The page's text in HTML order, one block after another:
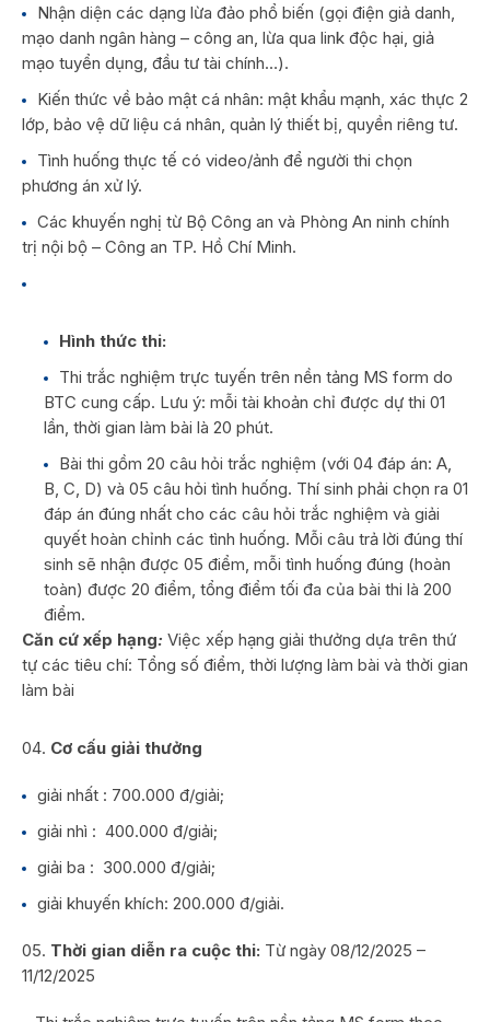
Nhận diện các dạng lừa đảo phổ biến (gọi điện giả danh,
mạo danh ngân hàng – công an, lừa qua link độc hại, giả
mạo tuyển dụng, đầu tư tài chính…).
Kiến thức về bảo mật cá nhân: mật khẩu mạnh, xác thực 2
lớp, bảo vệ dữ liệu cá nhân, quản lý thiết bị, quyền riêng tư.
Tình huống thực tế có video/ảnh để người thi chọn
phương án xử lý.
Các khuyến nghị từ Bộ Công an và Phòng An ninh chính
trị nội bộ – Công an TP. Hồ Chí Minh.
Hình thức thi:
Thi trắc nghiệm trực tuyến trên nền tảng MS form do
BTC cung cấp. Lưu ý: mỗi tài khoản chỉ được dự thi 01
lần, thời gian làm bài là 20 phút.
Bài thi gồm 20 câu hỏi trắc nghiệm (với 04 đáp án: A,
B, C, D) và 05 câu hỏi tình huống. Thí sinh phải chọn ra 01
đáp án đúng nhất cho các câu hỏi trắc nghiệm và giải
quyết hoàn chỉnh các tình huống. Mỗi câu trả lời đúng thí
sinh sẽ nhận được 05 điểm, mỗi tình huống đúng (hoàn
toàn) được 20 điểm, tổng điểm tối đa của bài thi là 200
điểm.
Căn cứ xếp hạng: Việc xếp hạng giải thưởng dựa trên thứ
tự các tiêu chí: Tổng số điểm, thời lượng làm bài và thời gian
làm bài
Cơ cấu giải thưởng
giải nhất : 700.000 đ/giải;
giải nhì : 400.000 đ/giải;
giải ba : 300.000 đ/giải;
giải khuyến khích: 200.000 đ/giải.
Thời gian diễn ra cuộc thi: Từ ngày 08/12/2025 –
11/12/2025